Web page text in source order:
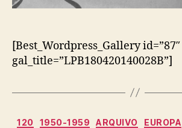
[Best_Wordpress_Gallery id=”87″
gal_title=”LPB180420140028B”]
Categorias
120 1950-1959 ARQUIVO EUROPA